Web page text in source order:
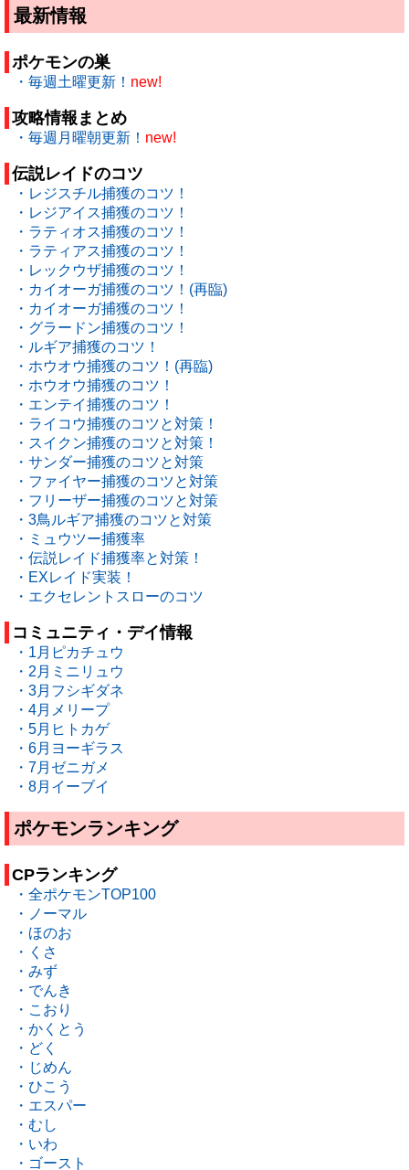
最新情報
ポケモンの巣
・毎週土曜更新！ new!
攻略情報まとめ
・毎週月曜朝更新！ new!
伝説レイドのコツ
・レジスチル捕獲のコツ！
・レジアイス捕獲のコツ！
・ラティオス捕獲のコツ！
・ラティアス捕獲のコツ！
・レックウザ捕獲のコツ！
・カイオーガ捕獲のコツ！(再臨)
・カイオーガ捕獲のコツ！
・グラードン捕獲のコツ！
・ルギア捕獲のコツ！
・ホウオウ捕獲のコツ！(再臨)
・ホウオウ捕獲のコツ！
・エンテイ捕獲のコツ！
・ライコウ捕獲のコツと対策！
・スイクン捕獲のコツと対策！
・サンダー捕獲のコツと対策
・ファイヤー捕獲のコツと対策
・フリーザー捕獲のコツと対策
・3鳥ルギア捕獲のコツと対策
・ミュウツー捕獲率
・伝説レイド捕獲率と対策！
・EXレイド実装！
・エクセレントスローのコツ
コミュニティ・デイ情報
・1月ピカチュウ
・2月ミニリュウ
・3月フシギダネ
・4月メリープ
・5月ヒトカゲ
・6月ヨーギラス
・7月ゼニガメ
・8月イーブイ
ポケモンランキング
CPランキング
・全ポケモンTOP100
・ノーマル
・ほのお
・くさ
・みず
・でんき
・こおり
・かくとう
・どく
・じめん
・ひこう
・エスパー
・むし
・いわ
・ゴースト